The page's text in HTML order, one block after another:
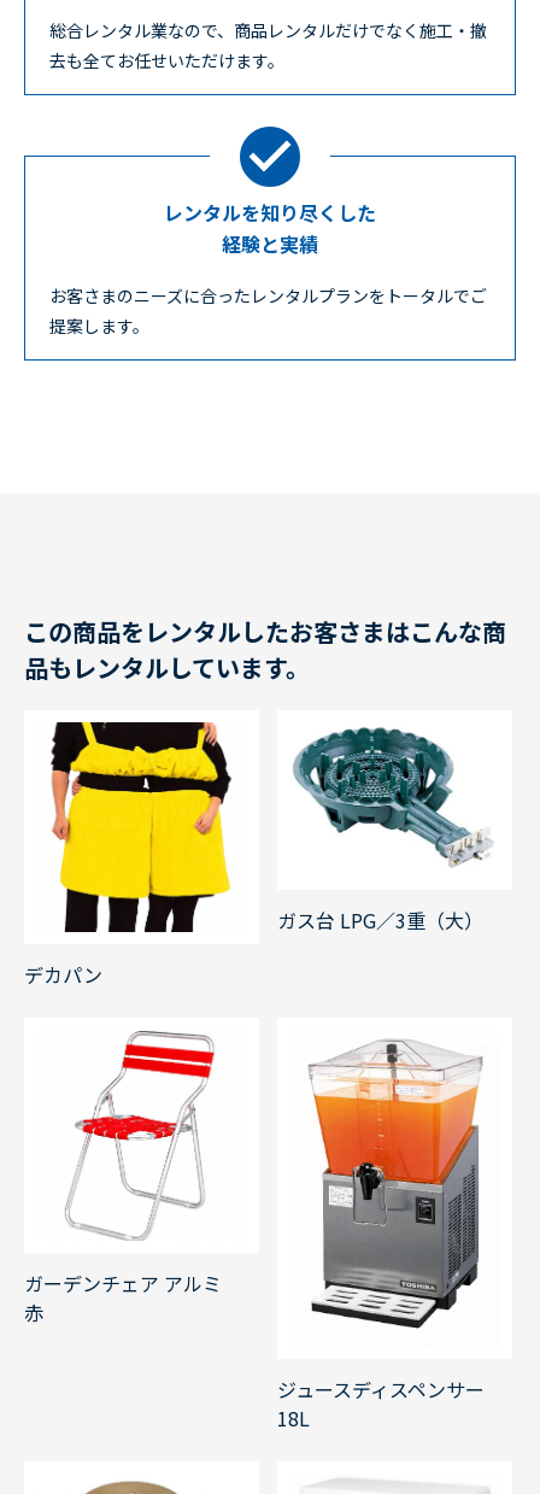
総合レンタル業なので、商品レンタルだけでなく施工・撤
去も全てお任せいただけます。
レンタルを知り尽くした
経験と実績
お客さまのニーズに合ったレンタルプランをトータルでご
提案します。
この商品をレンタルしたお客さまはこんな商
品もレンタルしています。
デカパン
ガス台 LPG／3重（大）
ガーデンチェア アルミ
赤
ジュースディスペンサー
18L